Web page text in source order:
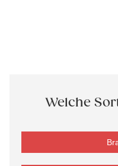
Welche